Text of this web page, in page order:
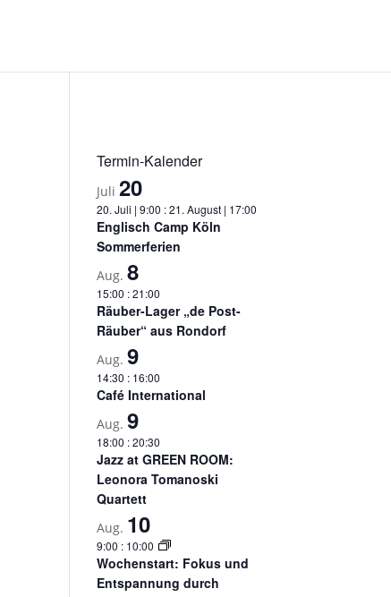
Termin-Kalender
Juli20
20. Juli | 9:00 :21. August | 17:00
Englisch Camp Köln
Sommerferien
Aug.8
15:00 :21:00
Räuber-Lager „de Post-
Räuber“ aus Rondorf
Aug.9
14:30 : 16:00
Café International
Aug.9
18:00 :20:30
Jazz at GREEN ROOM:
Leonora Tomanoski
Quartett
Aug. 10
9:00 : 10:00
Wochenstart: Fokus und
Entspannung durch